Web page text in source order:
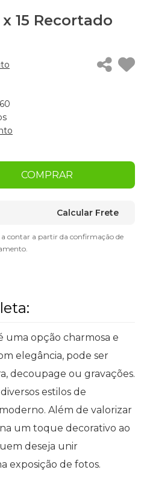
15 Recortado
COMPRAR
Calcular Frete
contar a partir da confirmação de
uma opção charmosa e
elegância, pode ser
decoupage ou gravações.
estilos de
Além de valorizar
um toque decorativo ao
deseja unir
exposição de fotos.